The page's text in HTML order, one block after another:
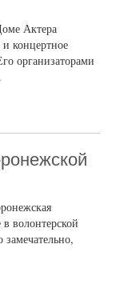
Актера
и концертное
организаторами
волонтерской